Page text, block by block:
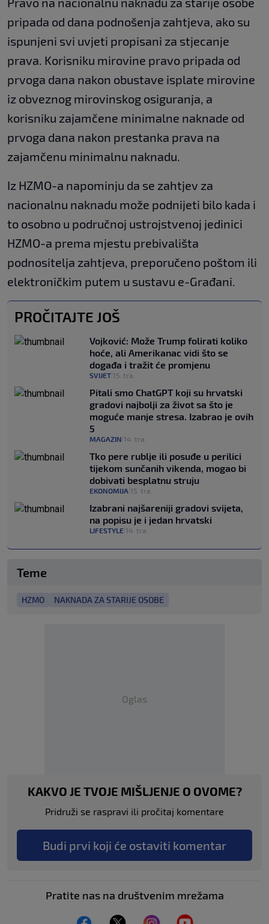
pripada od dana podnošenja zahtjeva, ako su
ispunjeni svi uvjeti propisani za stjecanje
prava. Korisniku mirovine pravo pripada od
prvoga dana nakon obustave isplate mirovine
iz obveznog mirovinskog osiguranja, a
korisniku zajamčene minimalne naknade od
prvoga dana nakon prestanka prava na
zajamčenu minimalnu naknadu.
Iz HZMO-a napominju da se zahtjev za
nacionalnu naknadu može podnijeti bilo kada i
to osobno u područnoj ustrojstvenoj jedinici
HZMO-a prema mjestu prebivališta
podnositelja zahtjeva, preporučeno poštom ili
elektroničkim putem u sustavu e-Građani.
PROČITAJTE JOŠ
Vojković: Može Trump folirati koliko
hoće, ali Amerikanac vidi što se
događa i tražit će promjenu
SVIJET 15. tra.
Pitali smo ChatGPT koji su hrvatski
gradovi najbolji za život sa što je
moguće manje stresa. Izabrao je ovih
5
MAGAZIN 14. tra.
Tko pere rublje ili posuđe u perilici
tijekom sunčanih vikenda, mogao bi
dobivati besplatnu struju
EKONOMIJA 15. tra.
Izabrani najšareniji gradovi svijeta,
na popisu je i jedan hrvatski
LIFESTYLE 14. tra.
Teme
HZMO NAKNADA ZA STARIJE OSOBE
Oglas
KAKVO JE TVOJE MIŠLJENJE O OVOME?
Pridruži se raspravi ili pročitaj komentare
Budi prvi koji će ostaviti komentar
Pratite nas na društvenim mrežama